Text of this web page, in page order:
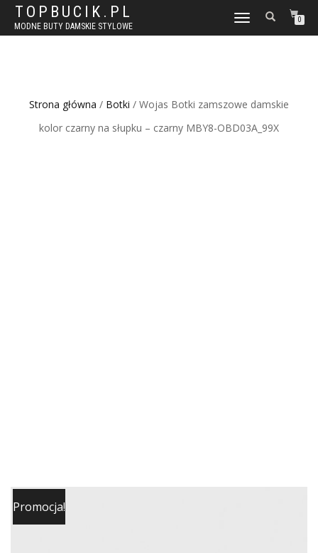
TOPBUCIK.PL
MODNE BUTY DAMSKIE STYLOWE
WŁĄCZ
NAWIGACJĘ
0
Strona główna / Botki / Wojas Botki zamszowe damskie
kolor czarny na słupku – czarny MBY8-OBD03A_99X
Promocja!